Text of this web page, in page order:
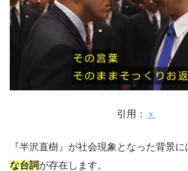
引用： ｘ
『半沢直樹』が社会現象となった背景に
な台詞が存在します。